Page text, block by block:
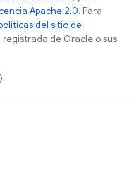
Apache 2.0. Para
del sitio de
registrada de Oracle o sus